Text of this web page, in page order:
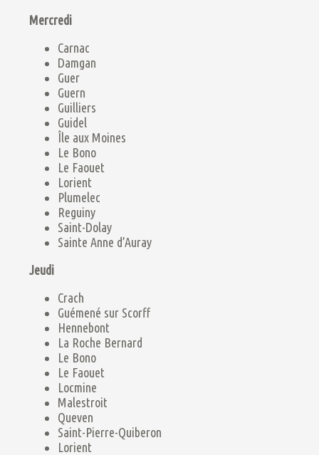
Mercredi
Carnac
Damgan
Guer
Guern
Guilliers
Guidel
Île aux Moines
Le Bono
Le Faouet
Lorient
Plumelec
Reguiny
Saint-Dolay
Sainte Anne d’Auray
Jeudi
Crach
Guémené sur Scorff
Hennebont
La Roche Bernard
Le Bono
Le Faouet
Locmine
Malestroit
Queven
Saint-Pierre-Quiberon
Lorient